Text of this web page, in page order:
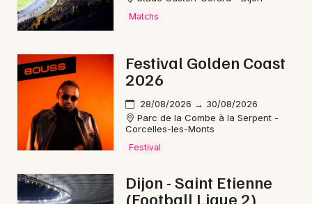
21 - Côte d'Or
Choisir mes départements
Mon email
Matchs
Festival Golden Coast
2026
28/08/2026 → 30/08/2026
Parc de la Combe à la Serpent -
Corcelles-les-Monts
Festival
Dijon - Saint Etienne
(Football Ligue 2)